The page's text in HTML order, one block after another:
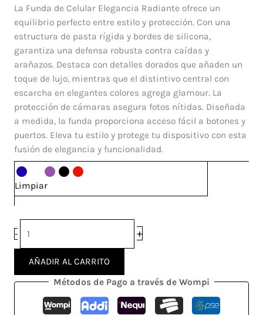
La Funda de Celular Elegancia Radiante ofrece un
equilibrio perfecto entre estilo y protección. Con una
estructura de pasta rígida y bordes de silicona,
garantiza una defensa robusta contra caídas y
arañazos. Destaca con detalles dorados que añaden un
toque de lujo, mientras que el distintivo central con
escarcha en elegantes colores agrega glamour. La
protección de cámaras asegura fotos nítidas. Diseñada
a medida, la funda proporciona acceso fácil a botones y
puertos. Eleva tu estilo y protege tu dispositivo con esta
fusión de elegancia y funcionalidad.
Limpiar
-
Shine
Gold
Iphone
13
Pro
cantidad
+
AÑADIR AL CARRITO
Métodos de Pago a través de Wompi